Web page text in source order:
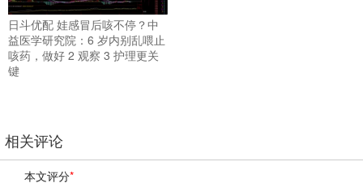
日斗优配 娃感冒后咳不停？中
益医学研究院：6 岁内别乱喂止
咳药，做好 2 观察 3 护理更关
键
相关评论
本文评分*